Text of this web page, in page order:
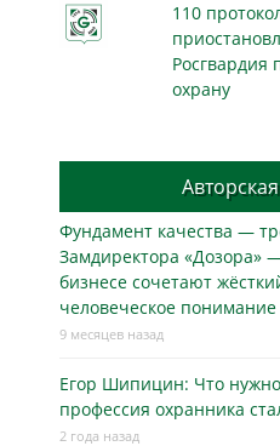
110
Росгвардия
охрану
Фундамент качества —
Замдиректора «Дозора»
бизнесe сочетают
человеческое понимание
9 месяцев назад
Егор Шипицин: Что
профессия охранника
2 года назад